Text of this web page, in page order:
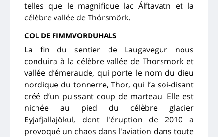
telles que le magnifique lac Álftavatn et la
célèbre vallée de Thórsmörk.
COL DE FIMMVORDUHALS
La fin du sentier de Laugavegur nous
conduira à la célèbre vallée de Thorsmork et
vallée d’émeraude, qui porte le nom du dieu
nordique du tonnerre, Thor, qui l’a soi-disant
créé d’un puissant coup de marteau. Elle est
nichée au pied du célèbre glacier
Eyjafjallajökul, dont l'éruption de 2010 a
provoqué un chaos dans l'aviation dans toute